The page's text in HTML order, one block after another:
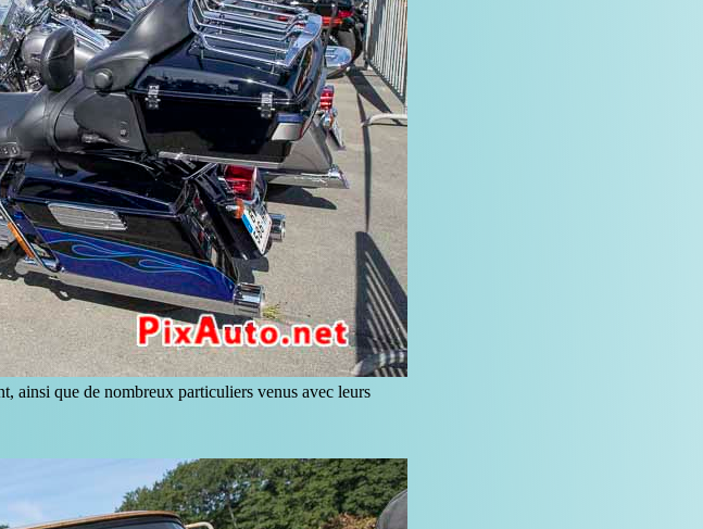
ainsi que de nombreux particuliers venus avec leurs